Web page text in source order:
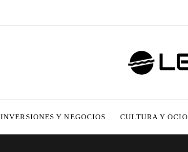
INVERSIONES Y NEGOCIOS CULTURA Y OCIO